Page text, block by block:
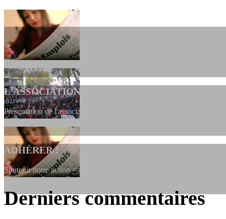
L'ASSOCIATION
Présentation de l'association et de sa charte qui encadre nos actions
ADHÉRER !
Soutenir notre action ==> Si vous souhaitez adhérer à
dessous, en le remplissant et en...
Derniers commentaires